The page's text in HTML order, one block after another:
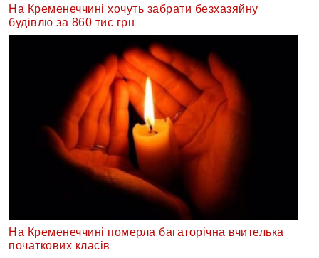
На Кременеччині хочуть забрати безхазяйну
будівлю за 860 тис грн
На Кременеччині померла багаторічна вчителька
початкових класів